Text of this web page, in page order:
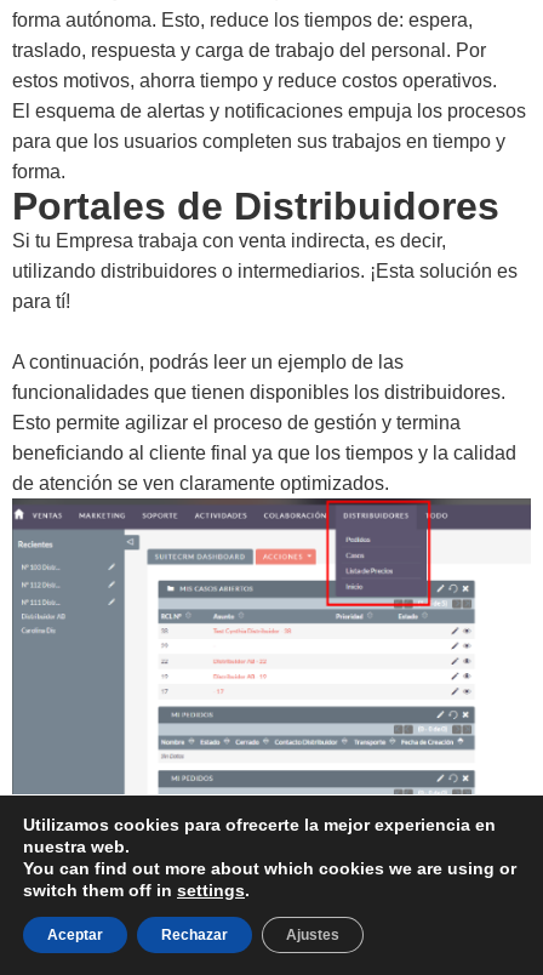
forma autónoma. Esto, reduce los tiempos de: espera,
traslado, respuesta y carga de trabajo del personal. Por
estos motivos, ahorra tiempo y reduce costos operativos.
El esquema de alertas y notificaciones empuja los procesos
para que los usuarios completen sus trabajos en tiempo y
forma.
Portales de Distribuidores
Si tu Empresa trabaja con venta indirecta, es decir,
utilizando distribuidores o intermediarios. ¡Esta solución es
para tí!
A continuación, podrás leer un ejemplo de las
funcionalidades que tienen disponibles los distribuidores.
Esto permite agilizar el proceso de gestión y termina
beneficiando al cliente final ya que los tiempos y la calidad
de atención se ven claramente optimizados.
Funcionalidades y módulos disponibles:
Servicio Técnico
Utilizamos cookies para ofrecerte la mejor experiencia en
nuestra web.
You can find out more about which cookies we are using or
switch them off in settings.
Aceptar Rechazar Ajustes